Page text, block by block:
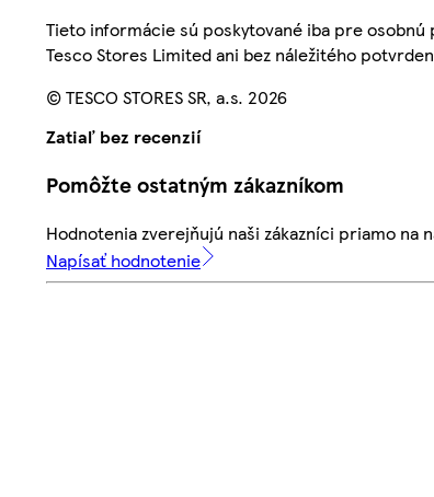
Tieto informácie sú poskytované iba pre
Tesco Stores Limited ani bez náležitého
© TESCO STORES SR, a.s. 2026
Zatiaľ bez recenzií
Pomôžte ostatným zákazníkom
Hodnotenia zverejňujú naši zákazníci priamo na
Napísať hodnotenie